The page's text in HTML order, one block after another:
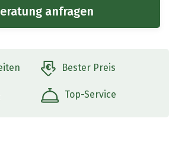
anfragen
Bester Preis
Top-Service